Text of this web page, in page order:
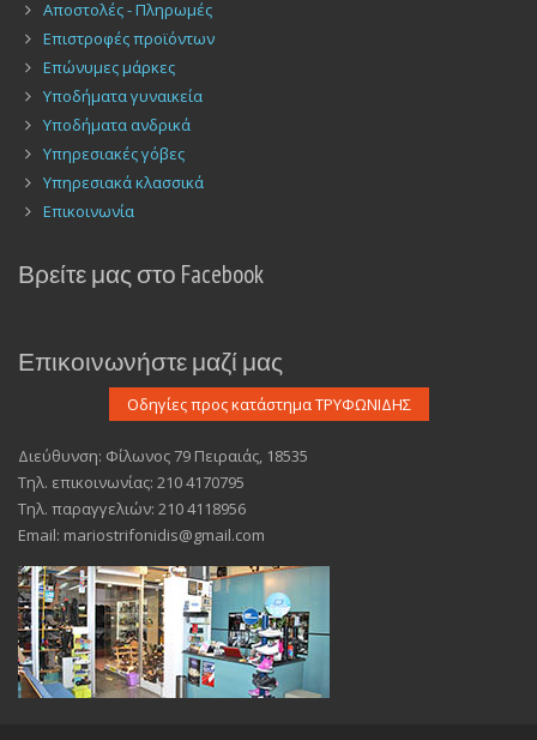
Αποστολές - Πληρωμές
Επιστροφές προϊόντων
Επώνυμες μάρκες
Υποδήματα γυναικεία
Υποδήματα ανδρικά
Υπηρεσιακές γόβες
Υπηρεσιακά κλασσικά
Επικοινωνία
Βρείτε μας στο Facebook
Επικοινωνήστε μαζί μας
Διεύθυνση: Φίλωνος 79 Πειραιάς, 18535
Τηλ. επικοινωνίας: 210 4170795
Τηλ. παραγγελιών: 210 4118956
Email: mariostrifonidis@gmail.com